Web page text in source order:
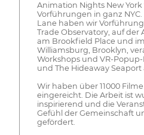
Animation Nights New
Vorführungen in ganz NYC.
Lane haben wir
Trade Observatory, auf der
am Brookfield Place und
Williamsburg, Brooklyn,
Workshops und VR-
und The Hideaway
Wir haben über 11000
eingereicht. Die Arbeit ist
inspirierend und die
Gefühl der Gemeinschaft
gefördert.